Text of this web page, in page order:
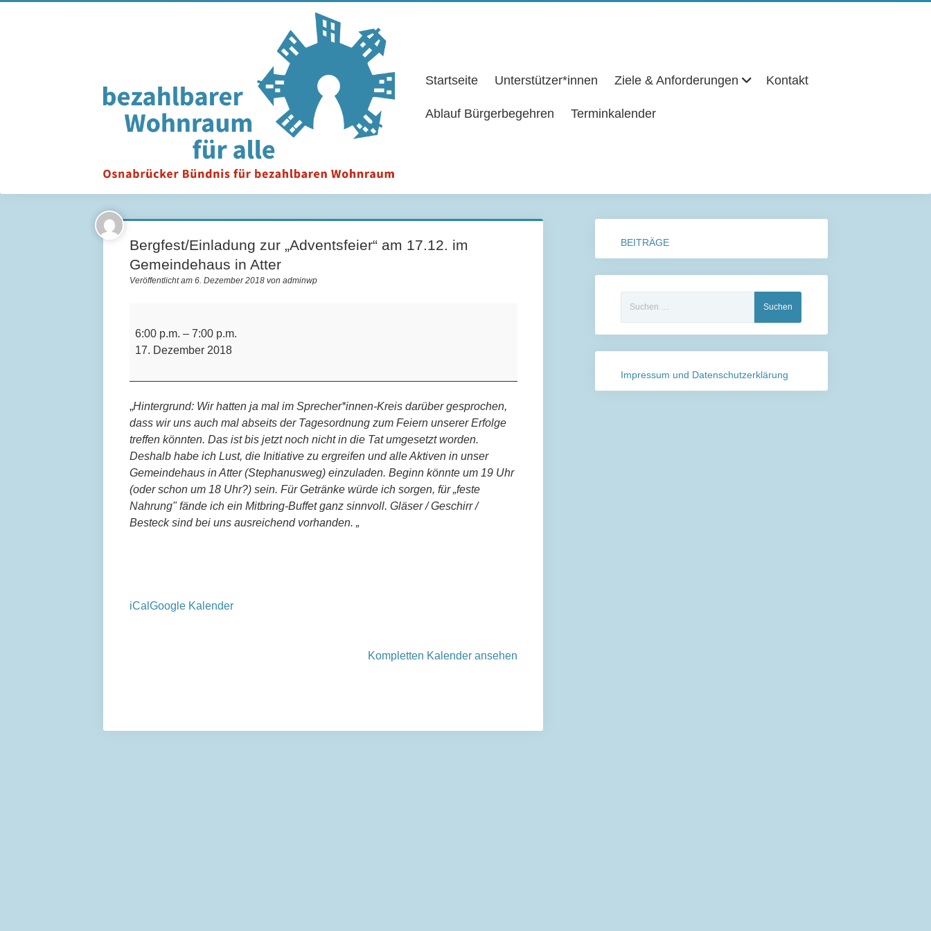
Startseite Unterstützer*innen Ziele & Anforderungen Kontakt
Ablauf Bürgerbegehren Terminkalender
Bergfest/Einladung zur „Adventsfeier“ am 17.12. im
Gemeindehaus in Atter
Veröffentlicht am 6. Dezember 2018 von adminwp
zur
„Adventsfeier“
Gemeindehaus
in
Atter
6:00 p.m. – 7:00 p.m.
17. Dezember 2018
„Hintergrund: Wir hatten ja mal im Sprecher*innen-Kreis darüber gesprochen,
dass wir uns auch mal abseits der Tagesordnung zum Feiern unserer Erfolge
treffen könnten. Das ist bis jetzt noch nicht in die Tat umgesetzt worden.
Deshalb habe ich Lust, die Initiative zu ergreifen und alle Aktiven in unser
Gemeindehaus in Atter (Stephanusweg) einzuladen. Beginn könnte um 19 Uhr
(oder schon um 18 Uhr?) sein. Für Getränke würde ich sorgen, für „feste
Nahrung" fände ich ein Mitbring-Buffet ganz sinnvoll. Gläser / Geschirr /
Besteck sind bei uns ausreichend vorhanden. „
iCal Google Kalender
Kompletten Kalender ansehen
BEITRÄGE
Impressum und Datenschutzerklärung